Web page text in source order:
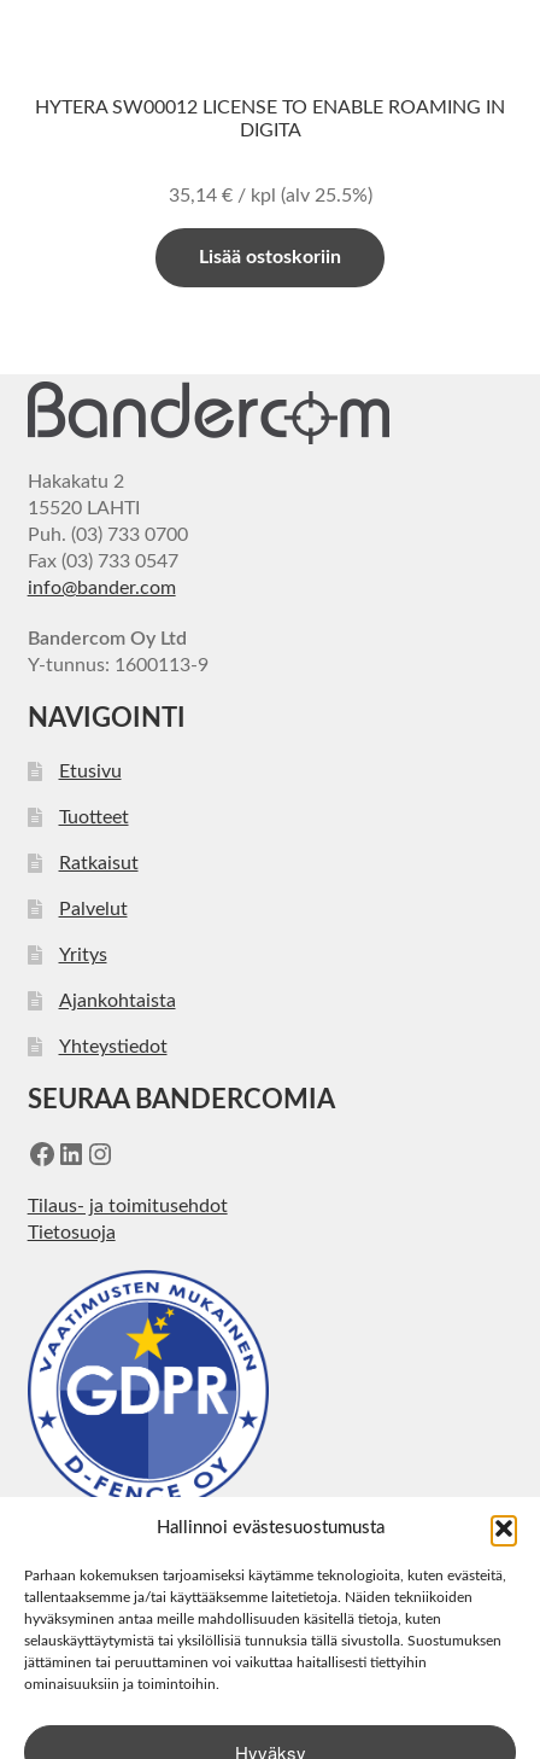
Hallinnoi evästesuostumusta
Parhaan kokemuksen tarjoamiseksi käytämme teknologioita, kuten evästeitä,
tallentaaksemme ja/tai käyttääksemme laitetietoja. Näiden tekniikoiden
hyväksyminen antaa meille mahdollisuuden käsitellä tietoja, kuten
selauskäyttäytymistä tai yksilöllisiä tunnuksia tällä sivustolla. Suostumuksen
jättäminen tai peruuttaminen voi vaikuttaa haitallisesti tiettyihin
ominaisuuksiin ja toimintoihin.
Hyväksy
HYTERA SW00012 LICENSE TO ENABLE ROAMING IN
DIGITA
35,14 €/ kpl (alv 25.5%)
Lisää ostoskoriin
Hakakatu 2
15520 LAHTI
Puh. (03) 733 0700
Fax (03) 733 0547
info@bander.com
Bandercom Oy Ltd
Y-tunnus: 1600113-9
NAVIGOINTI
Etusivu
Tuotteet
Ratkaisut
Palvelut
Yritys
Ajankohtaista
Yhteystiedot
SEURAA BANDERCOMIA
Facebook
LinkedIn
Instagram
Tilaus- ja toimitusehdot
Tietosuoja